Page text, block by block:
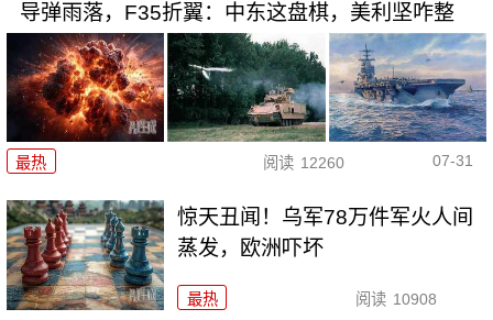
导弹雨落，F35折翼：中东这盘棋，美利坚咋整
最热 阅读 12260 07-31
惊天丑闻！乌军78万件军火人间
蒸发，欧洲吓坏
最热 阅读 10908